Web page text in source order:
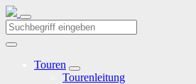
Touren
Tourenleitung